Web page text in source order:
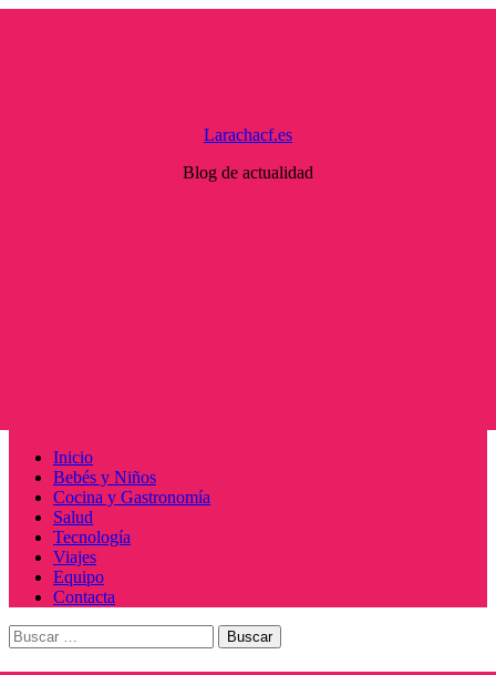
Larachacf.es
Blog de actualidad
Menú
principal
Inicio
Bebés y Niños
Cocina y Gastronomía
Salud
Tecnología
Viajes
Equipo
Contacta
Buscar: